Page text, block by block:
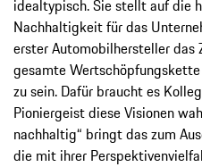
idealtypisch. Sie stellt auf die
Nachhaltigkeit für das
erster Automobilhersteller
gesamte
zu sein. Dafür braucht es
Pioniergeist diese Visionen
nachhaltig“ bringt das zum
die mit ihrer